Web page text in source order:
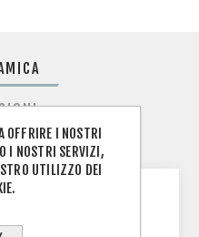
D'USO:
OFFRIRE I NOSTRI
I NOSTRI SERVIZI,
UTILIZZO DEI